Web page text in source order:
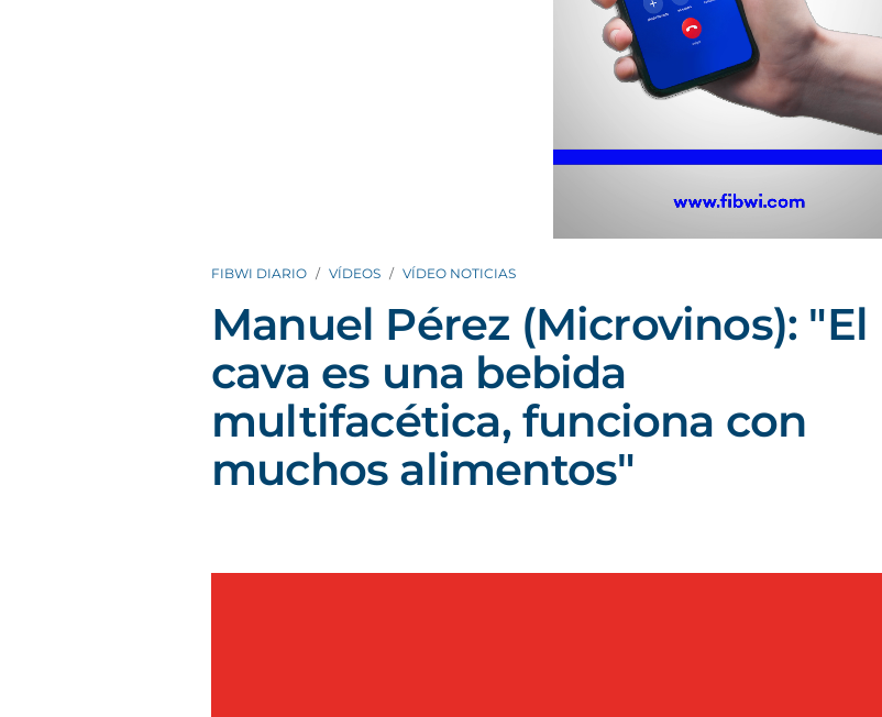
FIBWI DIARIO VÍDEOS VÍDEO NOTICIAS
Manuel Pérez (Microvinos): "El
cava es una bebida
multifacética, funciona con
muchos alimentos"